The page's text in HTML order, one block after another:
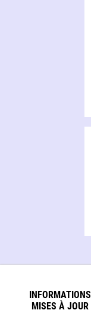
INFORMATIONS
MISES À JOUR